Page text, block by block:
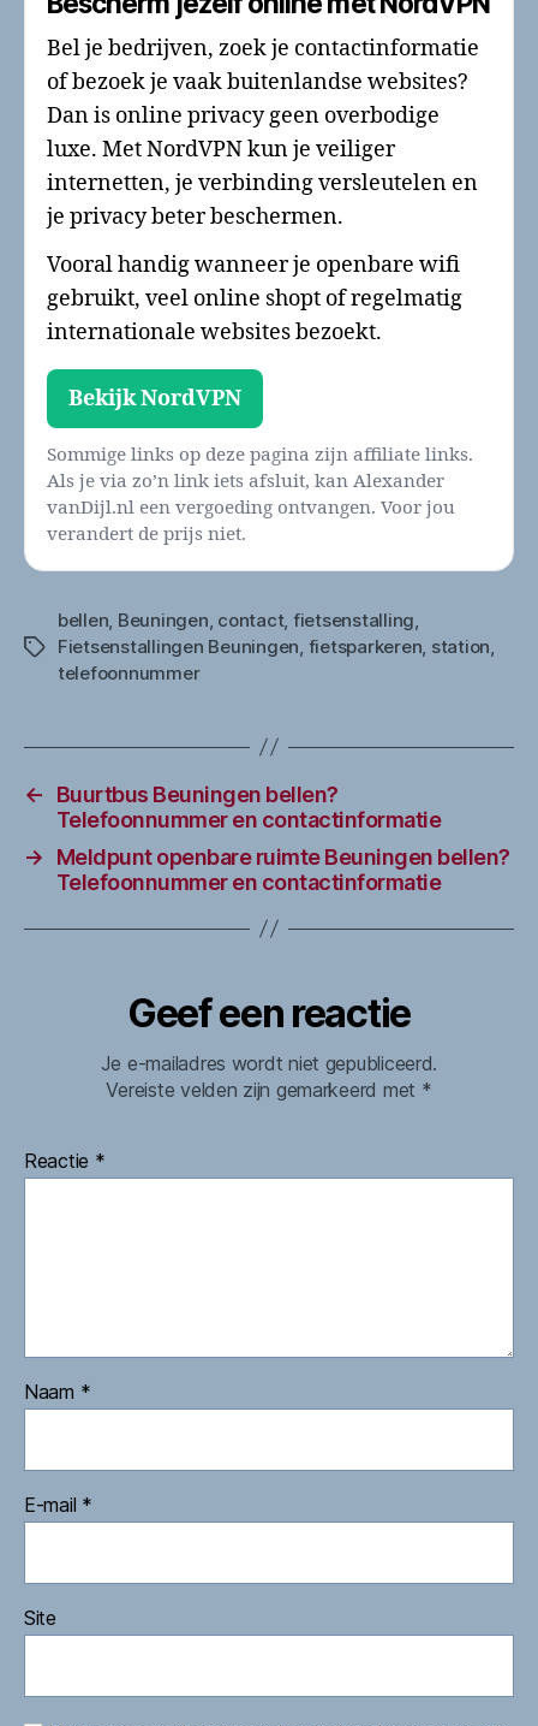
Bel je bedrijven, zoek je contactinformatie
of bezoek je vaak buitenlandse websites?
Dan is online privacy geen overbodige
luxe. Met NordVPN kun je veiliger
internetten, je verbinding versleutelen en
je privacy beter beschermen.
Vooral handig wanneer je openbare wifi
gebruikt, veel online shopt of regelmatig
internationale websites bezoekt.
Bekijk NordVPN
Sommige links op deze pagina zijn affiliate links.
Als je via zo’n link iets afsluit, kan Alexander
vanDijl.nl een vergoeding ontvangen. Voor jou
verandert de prijs niet.
Tags
bellen Beuningen contact, fietsenstalling
Fietsenstallingen Beuningen fietsparkeren station
telefoonnummer
←
Buurtbus Beuningen bellen?
Telefoonnummer en contactinformatie
→
Meldpunt openbare ruimte Beuningen bellen?
Telefoonnummer en contactinformatie
Geef een reactie
Je e-mailadres wordt niet gepubliceerd.
Vereiste velden zijn gemarkeerd met *
Reactie *
Naam *
E-mail *
Site